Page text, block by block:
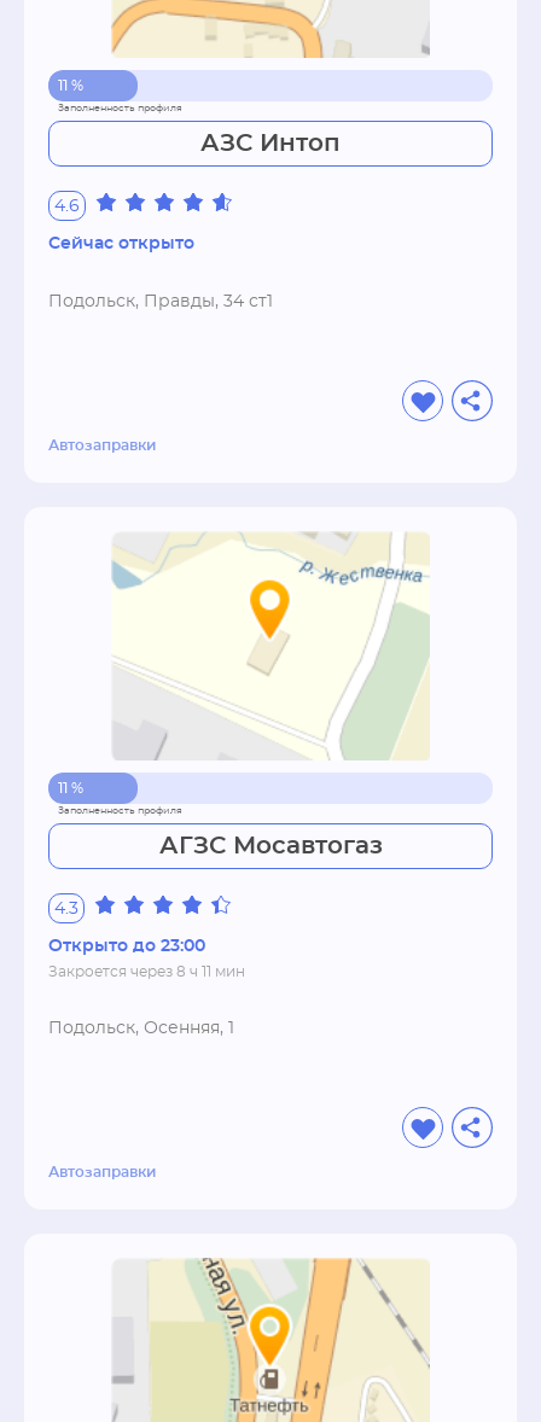
11 %
АЗС Интоп
4.6
Сейчас открыто
Подольск, Правды, 34 ст1
Автозаправки
11 %
АГЗС Мосавтогаз
4.3
Открыто до 23:00
Закроется через 8 ч 11 мин
Подольск, Осенняя, 1
Автозаправки